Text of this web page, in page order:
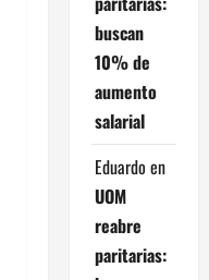
buscan
10% de
aumento
salarial
Eduardo en
UOM
reabre
paritarias: